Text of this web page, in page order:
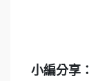
小編分享：